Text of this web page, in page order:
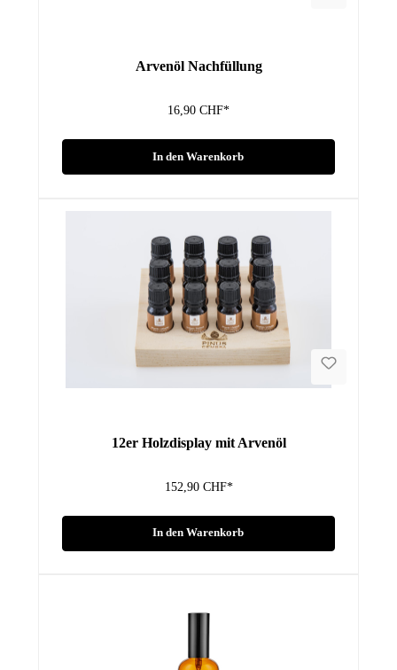
Arvenöl Nachfüllung
16,90 CHF*
In den Warenkorb
12er Holzdisplay mit Arvenöl
152,90 CHF*
In den Warenkorb